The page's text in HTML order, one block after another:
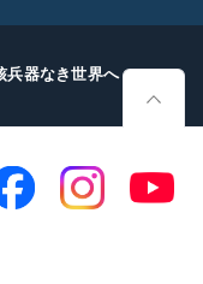
核兵器なき世界へ 栃木・益子で連帯展